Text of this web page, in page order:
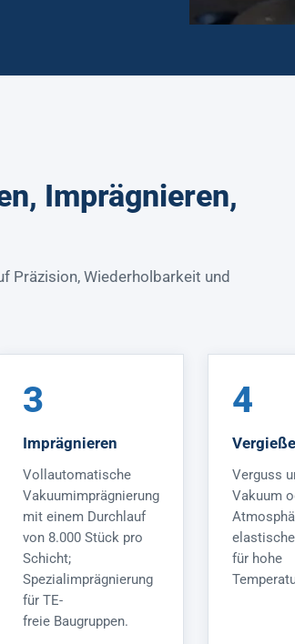
Imprägnieren,
Präzision, Wiederholbarkeit und
3
Imprägnieren
Vollautomatische
Vakuumimprägnierung
mit einem Durchlauf
von 8.000 Stück pro
Schicht;
Spezialimprägnierung
für TE-
freie Baugruppen.
4
Verguss
Vakuum
für hohe